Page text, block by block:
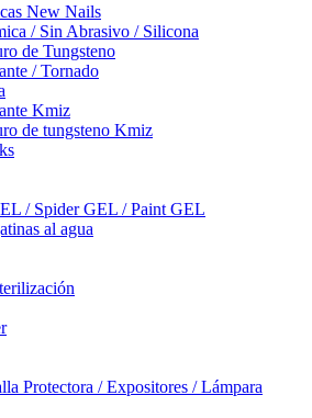
New Nails
/ Sin Abrasivo / Silicona
de Tungsteno
/ Tornado
Kmiz
de tungsteno Kmiz
/ Spider GEL / Paint GEL
al agua
Protectora / Expositores / Lámpara